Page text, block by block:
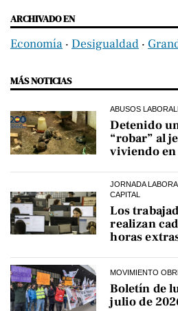
ARCHIVADO EN
Economía ‧ Desigualdad ‧
MÁS NOTICIAS
ABUSOS
Detenido
“robar” al
viviendo
JORNADA
CAPITAL
Los
realizan
horas
MOVIMIENTO
Boletín de
julio de